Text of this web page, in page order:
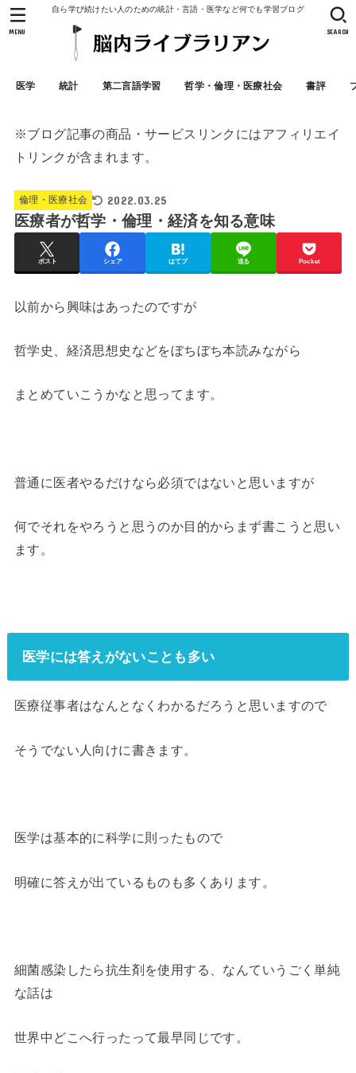
自ら学び続けたい人のための統計・言語・医学など何でも学習ブログ
医学 統計 第二言語学習 哲学・倫理・医療社会 書評
SEARCH
MENU
※ブログ記事の商品・サービスリンクにはアフィリエイ
トリンクが含まれます。
倫理・医療社会 2022.03.25
医療者が哲学・倫理・経済を知る意味
ポスト シェア はてブ 送る Pocket
以前から興味はあったのですが
哲学史、経済思想史などをぼちぼち本読みながら
まとめていこうかなと思ってます。
普通に医者やるだけなら必須ではないと思いますが
何でそれをやろうと思うのか目的からまず書こうと思い
ます。
医学には答えがないことも多い
医療従事者はなんとなくわかるだろうと思いますので
そうでない人向けに書きます。
医学は基本的に科学に則ったもので
明確に答えが出ているものも多くあります。
細菌感染したら抗生剤を使用する、なんていうごく単純
な話は
世界中どこへ行ったって最早同じです。